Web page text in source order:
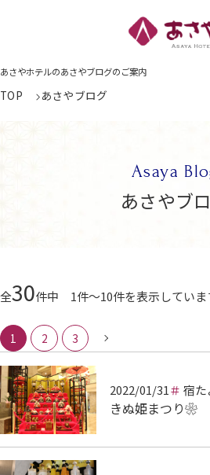
あさやホテルのあさやブログのご案内
TOP あさやブログ
Asaya
あさやブ
全30件中 1件～10件を表示していま
1 2 3
2022/01/31 宿た
きぬ姫まつり❀